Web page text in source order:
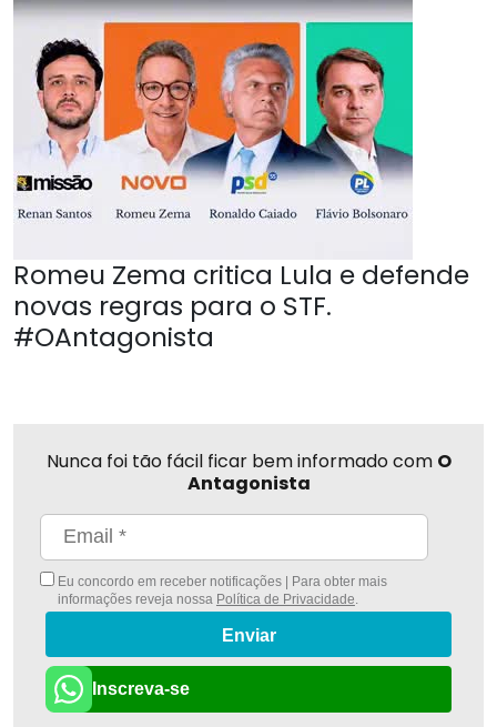
Romeu Zema critica Lula e defende
novas regras para o STF.
#OAntagonista
Nunca foi tão fácil ficar bem informado com O
Antagonista
Eu concordo em receber notificações | Para obter mais
informações reveja nossa Política de Privacidade.
Enviar
Inscreva-se